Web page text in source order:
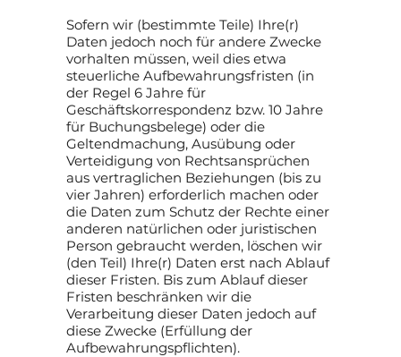
Sofern wir (bestimmte Teile) Ihre(r)
Daten jedoch noch für andere Zwecke
vorhalten müssen, weil dies etwa
steuerliche Aufbewahrungsfristen (in
der Regel 6 Jahre für
Geschäftskorrespondenz bzw. 10 Jahre
für Buchungsbelege) oder die
Geltendmachung, Ausübung oder
Verteidigung von Rechtsansprüchen
aus vertraglichen Beziehungen (bis zu
vier Jahren) erforderlich machen oder
die Daten zum Schutz der Rechte einer
anderen natürlichen oder juristischen
Person gebraucht werden, löschen wir
(den Teil) Ihre(r) Daten erst nach Ablauf
dieser Fristen. Bis zum Ablauf dieser
Fristen beschränken wir die
Verarbeitung dieser Daten jedoch auf
diese Zwecke (Erfüllung der
Aufbewahrungspflichten).